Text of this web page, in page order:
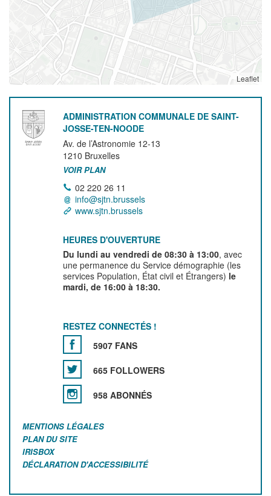
Leaflet
ADMINISTRATION COMMUNALE DE SAINT-
JOSSE-TEN-NOODE
Av. de l’Astronomie 12-13
1210 Bruxelles
VOIR PLAN
02 220 26 11
info@sjtn.brussels
www.sjtn.brussels
HEURES D'OUVERTURE
Du lundi au vendredi de 08:30 à 13:00, avec
une permanence du Service démographie (les
services Population, État civil et Étrangers) le
mardi, de 16:00 à 18:30.
RESTEZ CONNECTÉS !
5907 FANS
665 FOLLOWERS
958 ABONNÉS
MENTIONS LÉGALES
PLAN DU SITE
IRISBOX
DÉCLARATION D'ACCESSIBILITÉ